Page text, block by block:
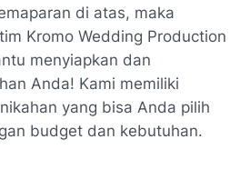
di atas, maka
Kromo Wedding Production
menyiapkan dan
Anda! Kami memiliki
yang bisa Anda pilih
budget dan kebutuhan.